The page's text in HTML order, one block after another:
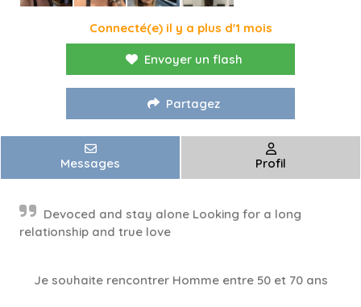
Connecté(e) il y a plus d'1 mois
Envoyer un flash
Partagez
Messages Profil
Devoced and stay alone Looking for a long
relationship and true love
Je souhaite rencontrer Homme entre 50 et 70 ans